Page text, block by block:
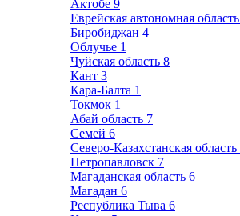
Актобе 9
Еврейская автономная область
Биробиджан 4
Облучье 1
Чуйская область 8
Кант 3
Кара-Балта 1
Токмок 1
Абай область 7
Семей 6
Северо-Казахстанская область
Петропавловск 7
Магаданская область 6
Магадан 6
Республика Тыва 6